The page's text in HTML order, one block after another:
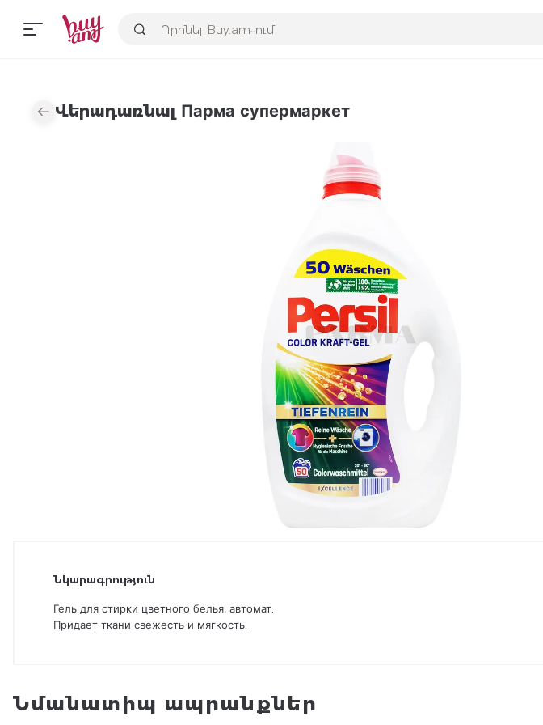
Վերադառնալ Парма супермаркет
Նկարագրություն
Гель для стирки цветного белья, автомат.
Придает ткани свежесть и мягкость.
Նմանատիպ ապրանքներ